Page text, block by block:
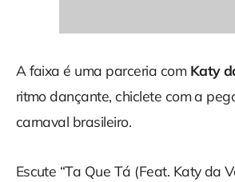
A faixa é uma parceria com Katy
ritmo dançante, chiclete com a
carnaval brasileiro.
Escute “Ta Que Tá (Feat. Katy da